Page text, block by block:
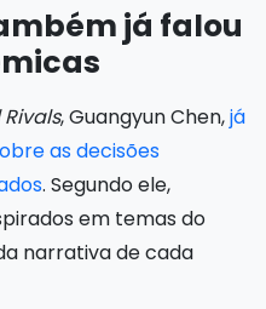
já falou
, Guangyun Chen,já
as decisões
. Segundo ele,
em temas do
narrativa de cada